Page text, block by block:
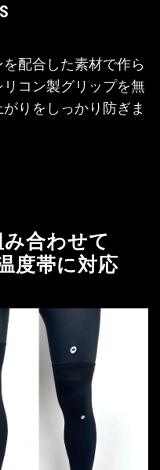
配合した素材で作ら
コン製グリップを無
りをしっかり防ぎま
合わせて
度帯に対応